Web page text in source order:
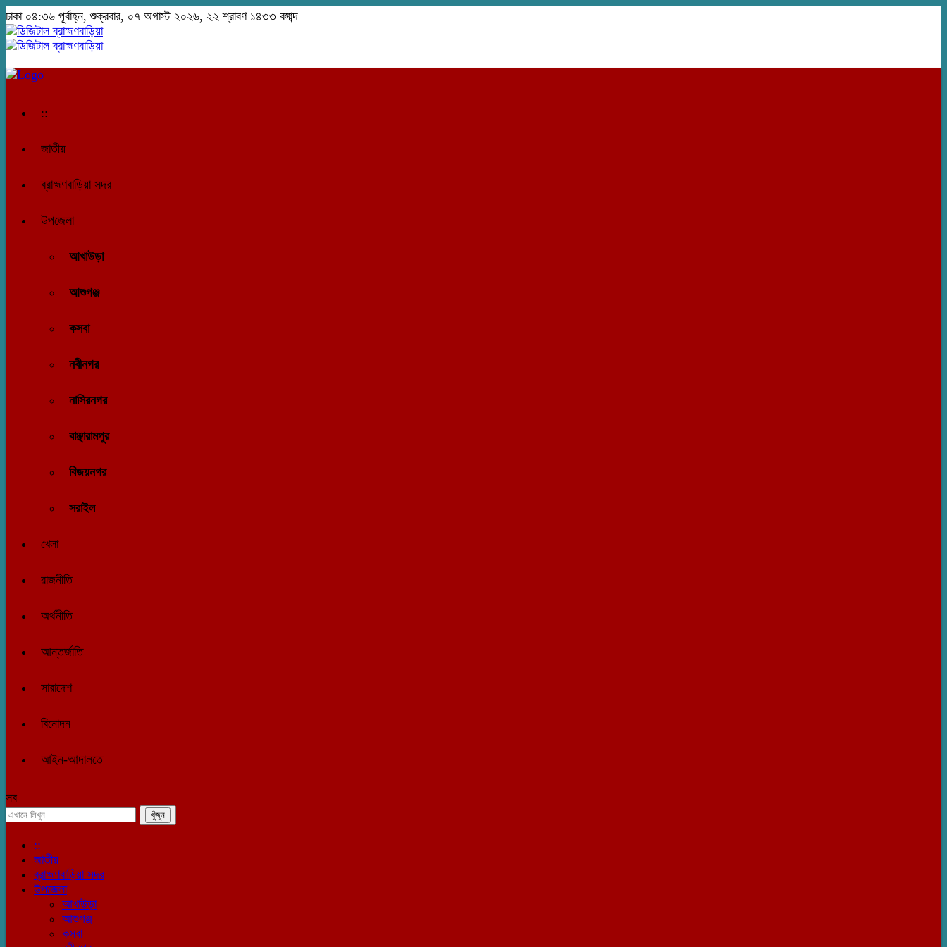
ঢাকা ০৪:৩৬ পূর্বাহ্ন, শুক্রবার, ০৭ অগাস্ট ২০২৬, ২২ শ্রাবণ ১৪৩৩ বঙ্গাব্দ
::
জাতীয়
ব্রাহ্মণবাড়িয়া সদর
উপজেলা
আখাউড়া
আশুগঞ্জ
কসবা
নবীনগর
নাসিরনগর
বাঞ্ছারামপুর
বিজয়নগর
সরাইল
খেলা
রাজনীতি
অর্থনীতি
আন্তর্জাতি
সারাদেশ
বিনোদন
আইন-আদালতে
সব
::
জাতীয়
ব্রাহ্মণবাড়িয়া সদর
উপজেলা
আখাউড়া
আশুগঞ্জ
কসবা